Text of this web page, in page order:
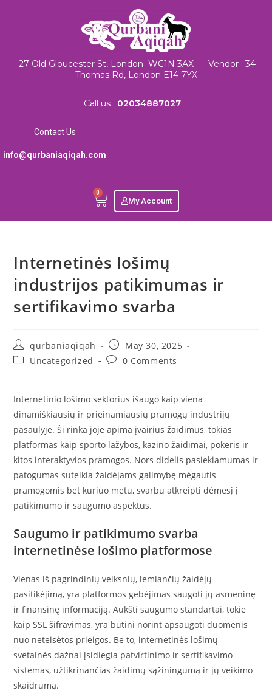
27 Old Gloucester St, London WC1N 3AX Vendor : 34
Thomas Rd, London E14 7YX
Call us : 02034887027
Contact Us
info@qurbaniaqiqah.com
0
My Account
Internetinės lošimų
industrijos patikimumas ir
sertifikavimo svarba
qurbaniaqiqah
May 30, 2025
Uncategorized
0 Comments
Internetinio lošimo sektorius išaugo kaip viena
dinamiškiausių ir prieinamiausių pramogų industrijų
pasaulyje. Ši rinka joje apima įvairius žaidimus, tokias
platformas kaip sporto lažybos, kazino žaidimai, pokeris ir
kitos interaktyvios pramogos. Nors didelis pasiekiamumas ir
patogumas suteikia žaidėjams galimybę mėgautis
pramogomis bet kuriuo metu, svarbu atkreipti dėmesį į
patikimumo ir saugumo aspektus.
Saugumo ir patikimumo svarba
internetinėse lošimo platformose
Vienas iš pagrindinių veiksnių, lemiančių žaidėjų
pasitikėjimą, yra platformos gebėjimas saugoti jų asmeninę
ir finansinę informaciją. Aukšti saugumo standartai, tokie
kaip SSL šifravimas, yra būtini norint apsaugoti duomenis
nuo neteisėtos prieigos. Be to, internetinės lošimų
svetainės dažnai įsidiegia patvirtinimo ir sertifikavimo
sistemas, užtikrinančias žaidimų sąžiningumą ir jų veikimo
skaidrumą.